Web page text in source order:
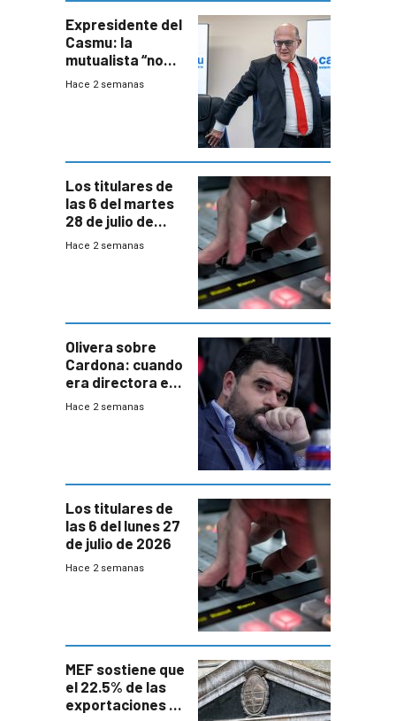
seguridad
Expresidente del
Casmu: la
mutualista “no
está para pagar”
Hace 2 semanas
Los titulares de
las 6 del martes
28 de julio de
2026
Hace 2 semanas
Olivera sobre
Cardona: cuando
era directora en
UTE “no era muy
Hace 2 semanas
Los titulares de
las 6 del lunes 27
de julio de 2026
Hace 2 semanas
MEF sostiene que
el 22.5% de las
exportaciones a